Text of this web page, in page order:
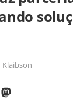
Klaibson